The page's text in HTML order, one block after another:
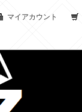
マイアカウント